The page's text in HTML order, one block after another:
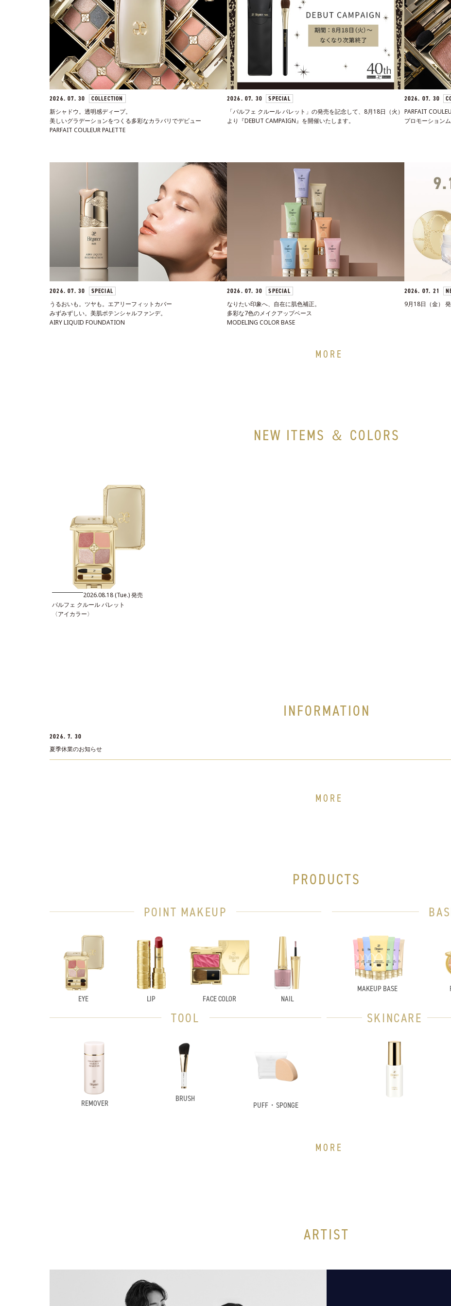
2026. 07. 30 COLLECTION
新シャドウ。透明感ディープ。
美しいグラデーションをつくる多彩なカラバリでデビュー
PARFAIT COULEUR PALETTE
2026. 07. 30 SPECIAL
「パルフェ クルール パレット」の発売を記念して、8月18日（火）
より『DEBUT CAMPAIGN』を開催いたします。
2026. 07. 30
PARFAIT
プロモーション
2026. 07. 30 SPECIAL
うるおいも。ツヤも。エアリーフィットカバー
みずみずしい。美肌ポテンシャルファンデ。
AIRY LIQUID FOUNDATION
2026. 07. 30 SPECIAL
なりたい印象へ、自在に肌色補正。
多彩な7色のメイクアップベース
MODELING COLOR BASE
2026. 07. 21
9月18日（金）
MORE
NEW ITEMS ＆ COLORS
2026.08.18 (Tue.) 発売
パルフェ クルール パレット
〈アイカラー〉
INFORMATION
2026. 7. 30
夏季休業のお知らせ
MORE
PRODUCTS
POINT MAKEUP
EYE LIP FACE COLOR NAIL
MAKEUP BASE
TOOL
REMOVER
BRUSH
PUFF・SPONGE
SKINCARE
MORE
ARTIST